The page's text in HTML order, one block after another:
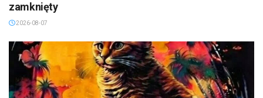
zamknięty
2026-08-07